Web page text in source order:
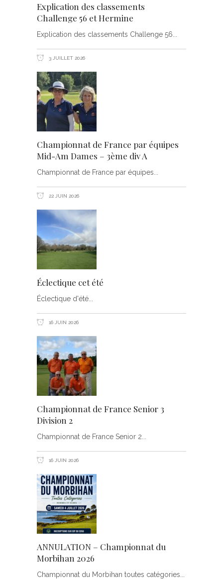
Explication des classements
Challenge 56 et Hermine
Explication des classements Challenge 56
3 JUILLET 2026
Championnat de France par équipes
Mid-Am Dames – 3ème div A
Championnat de France par équipes
22 JUIN 2026
Éclectique cet été
Éclectique d'été
16 JUIN 2026
Championnat de France Senior 3
Division 2
Championnat de France Senior 2
16 JUIN 2026
ANNULATION – Championnat du
Morbihan 2026
Championnat du Morbihan toutes catégories